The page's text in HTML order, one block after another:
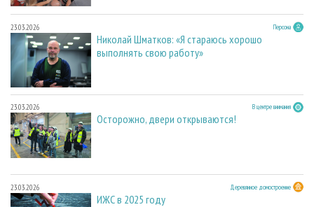
23.03.2026 Персона
Николай Шматков: «Я стараюсь хорошо
выполнять свою работу»
23.03.2026 В центре внимания
Осторожно, двери открываются!
23.03.2026 Деревянное домостроение
ИЖС в 2025 году